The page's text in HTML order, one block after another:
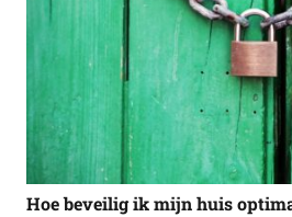
Hoe beveilig ik mijn huis